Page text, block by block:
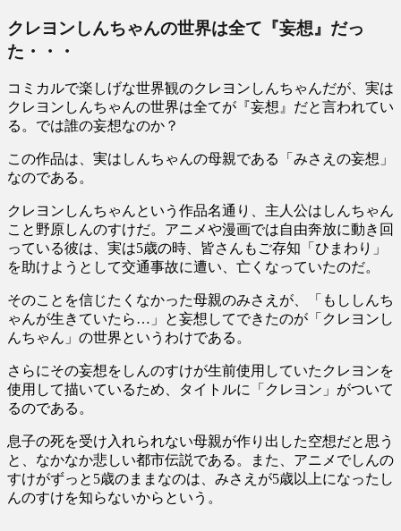
クレヨンしんちゃんの世界は全て『妄想』だっ
た・・・
コミカルで楽しげな世界観のクレヨンしんちゃんだが、実は
クレヨンしんちゃんの世界は全てが『妄想』だと言われてい
る。では誰の妄想なのか？
この作品は、実はしんちゃんの母親である「みさえの妄想」
なのである。
クレヨンしんちゃんという作品名通り、主人公はしんちゃん
こと野原しんのすけだ。アニメや漫画では自由奔放に動き回
っている彼は、実は5歳の時、皆さんもご存知「ひまわり」
を助けようとして交通事故に遭い、亡くなっていたのだ。
そのことを信じたくなかった母親のみさえが、「もししんち
ゃんが生きていたら…」と妄想してできたのが「クレヨンし
んちゃん」の世界というわけである。
さらにその妄想をしんのすけが生前使用していたクレヨンを
使用して描いているため、タイトルに「クレヨン」がついて
るのである。
息子の死を受け入れられない母親が作り出した空想だと思う
と、なかなか悲しい都市伝説である。また、アニメでしんの
すけがずっと5歳のままなのは、みさえが5歳以上になったし
んのすけを知らないからという。